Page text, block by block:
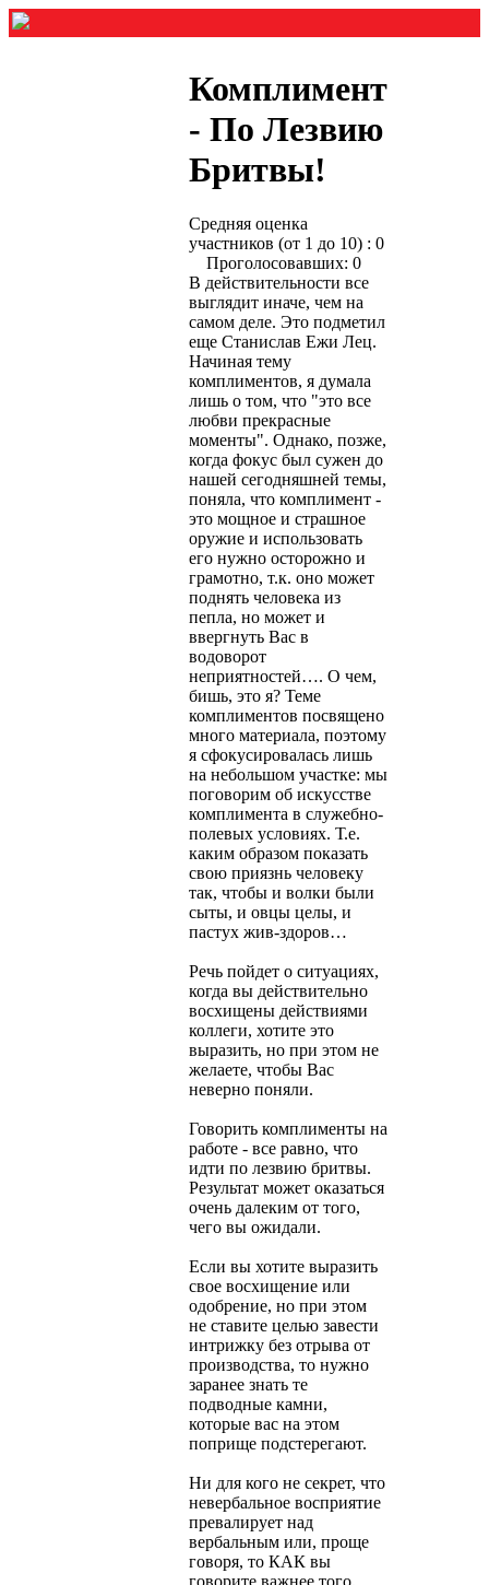
Комплимент
- По Лезвию
Бритвы!
Средняя оценка
участников (от 1 до 10) : 0
Проголосовавших: 0
В действительности все
выглядит иначе, чем на
самом деле. Это подметил
еще Станислав Ежи Лец.
Начиная тему
комплиментов, я думала
лишь о том, что "это все
любви прекрасные
моменты". Однако, позже,
когда фокус был сужен до
нашей сегодняшней темы,
поняла, что комплимент -
это мощное и страшное
оружие и использовать
его нужно осторожно и
грамотно, т.к. оно может
поднять человека из
пепла, но может и
ввергнуть Вас в
водоворот
неприятностей…. О чем,
бишь, это я? Теме
комплиментов посвящено
много материала, поэтому
я сфокусировалась лишь
на небольшом участке: мы
поговорим об искусстве
комплимента в служебно-
полевых условиях. Т.е.
каким образом показать
свою приязнь человеку
так, чтобы и волки были
сыты, и овцы целы, и
пастух жив-здоров…
Речь пойдет о ситуациях,
когда вы действительно
восхищены действиями
коллеги, хотите это
выразить, но при этом не
желаете, чтобы Вас
неверно поняли.
Говорить комплименты на
работе - все равно, что
идти по лезвию бритвы.
Результат может оказаться
очень далеким от того,
чего вы ожидали.
Если вы хотите выразить
свое восхищение или
одобрение, но при этом
не ставите целью завести
интрижку без отрыва от
производства, то нужно
заранее знать те
подводные камни,
которые вас на этом
поприще подстерегают.
Ни для кого не секрет, что
невербальное восприятие
превалирует над
вербальным или, проще
говоря, то КАК вы
говорите важнее того,